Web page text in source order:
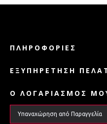
ΠΛΗΡΟΦΟΡΊΕΣ
ΕΞΥΠΗΡΈΤΗΣΗ
Ο ΛΟΓΑΡΙΑΣΜΌΣ
Υπαναχώρηση από Παραγγελία